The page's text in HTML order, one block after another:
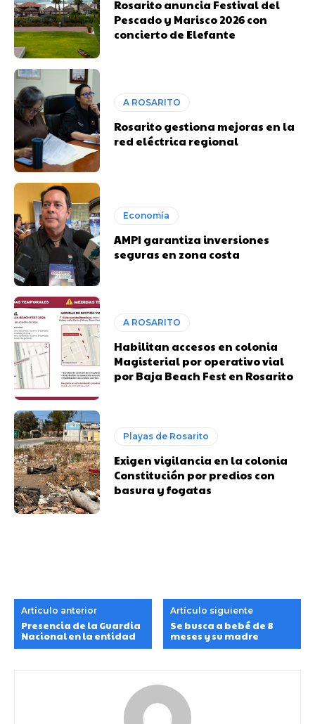
Rosarito anuncia Festival del
Pescado y Marisco 2026 con
concierto de Elefante
A ROSARITO
Rosarito gestiona mejoras en la
red eléctrica regional
Economía
AMPI garantiza inversiones
seguras en zona costa
A ROSARITO
Habilitan accesos en colonia
Magisterial por operativo vial
por Baja Beach Fest en Rosarito
Playas de Rosarito
Exigen vigilancia en la colonia
Constitución por predios con
basura y fogatas
Artículo anterior
Presencia de la Guardia
Nacional en la entidad
Artículo siguiente
Se busca a bebé de 8
meses y su madre